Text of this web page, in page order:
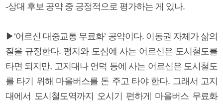
-상대 후보 공약 중 긍정적으로 평가하는 게 있나.
▶‘어르신 대중교통 무료화’ 공약이다. 이동권 자체가 삶의
질을 규정한다. 평지와 도심에 사는 어르신은 도시철도를
타면 되지만, 고지대나 언덕 등에 사는 어르신은 도시철도
를 타기 위해 마을버스를 돈 주고 타야 한다. 그래서 고지
대에서 도시철도역까지 오시기 편하게 마을버스 무료화